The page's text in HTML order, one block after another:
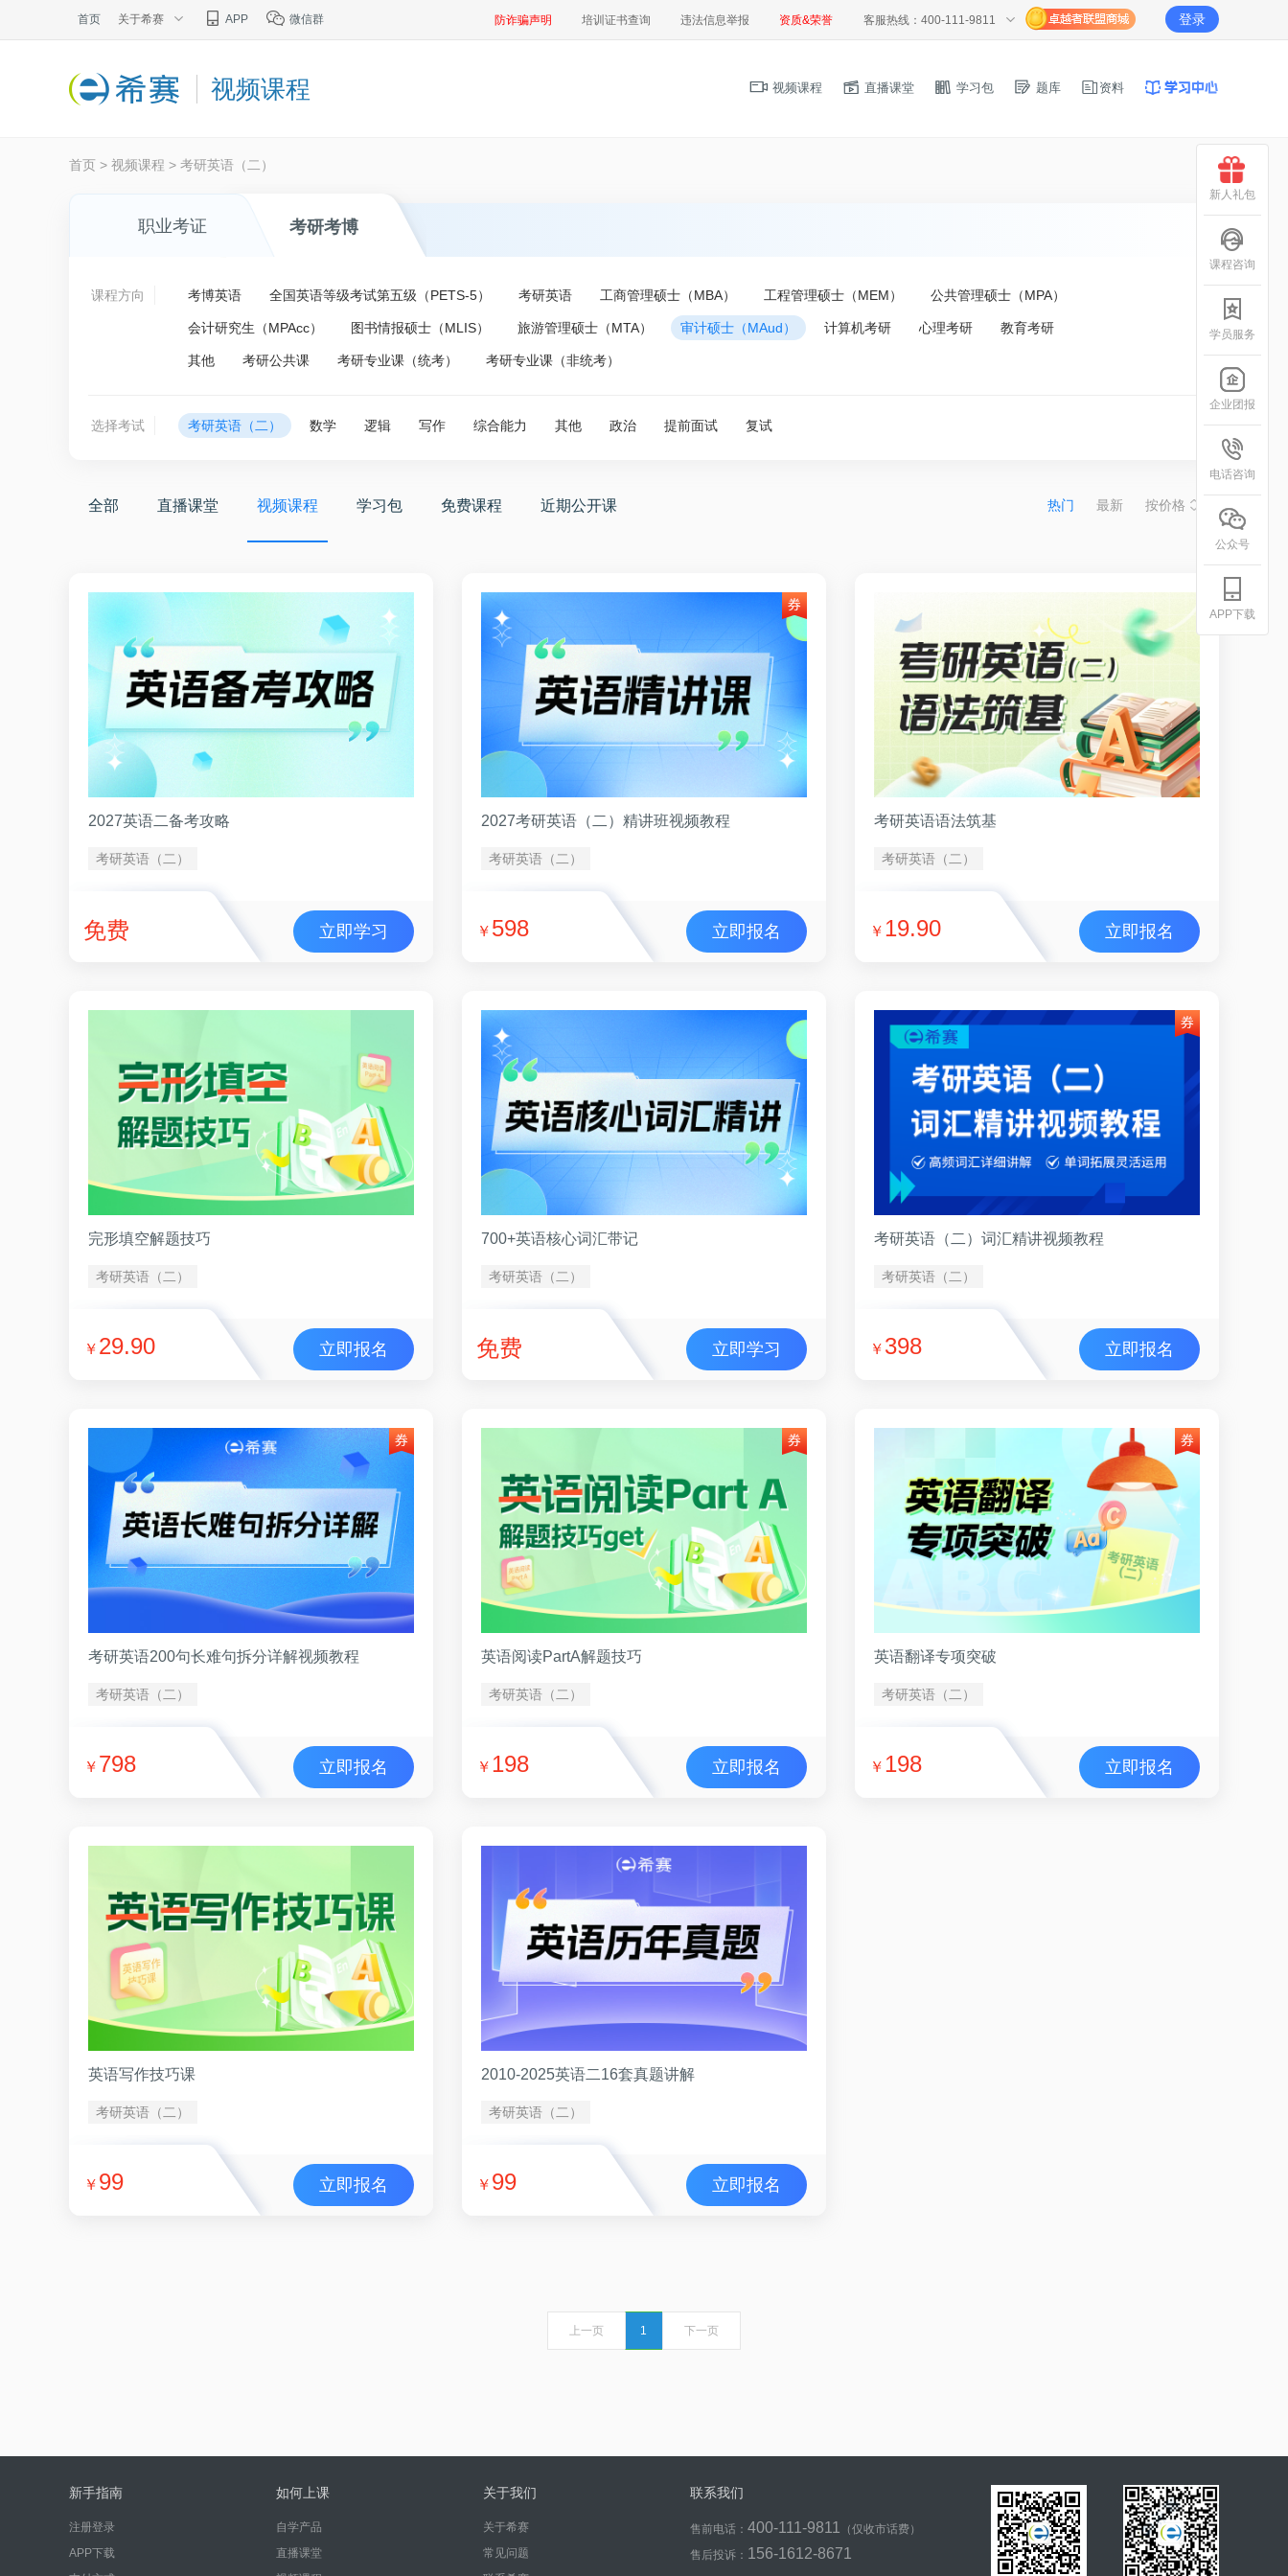
首页 关于希赛 APP 微信群 防诈骗声明 培训证书查询 违法信息举报 资质&荣誉 客服热线：400-111-9811 登录
视频课程 视频课程 直播课堂 学习包 题库 资料
首页 > 视频课程 > 考研英语（二）
职业考证 考研考博
课程方向 考博英语 全国英语等级考试第五级（PETS-5） 考研英语 工商管理硕士（MBA） 工程管理硕士（MEM） 公共管理硕士（MPA）
会计研究生（MPAcc） 图书情报硕士（MLIS） 旅游管理硕士（MTA） 审计硕士（MAud） 计算机考研 心理考研 教育考研
其他 考研公共课 考研专业课（统考） 考研专业课（非统考）
选择考试 考研英语（二） 数学 逻辑 写作 综合能力 其他 政治 提前面试 复试
全部 直播课堂 视频课程 学习包 免费课程 近期公开课 热门 最新 按价格
2027英语二备考攻略
考研英语（二）
免费 立即学习
2027考研英语（二）精讲班视频教程
考研英语（二）
￥ 598 立即报名
考研英语语法筑基
考研英语（二）
￥ 19.90 立即报名
完形填空解题技巧
考研英语（二）
￥ 29.90 立即报名
700+英语核心词汇带记
考研英语（二）
免费 立即学习
考研英语（二）词汇精讲视频教程
考研英语（二）
￥ 398 立即报名
考研英语200句长难句拆分详解视频教程
考研英语（二）
￥ 798 立即报名
英语阅读PartA解题技巧
考研英语（二）
￥ 198 立即报名
英语翻译专项突破
考研英语（二）
￥ 198 立即报名
英语写作技巧课
考研英语（二）
￥ 99 立即报名
2010-2025英语二16套真题讲解
考研英语（二）
￥ 99 立即报名
上一页 1 下一页
新手指南
注册登录
APP下载
如何上课
自学产品
直播课堂
关于我们
关于希赛
常见问题
联系我们
售前电话： 400-111-9811
（仅收市话费）
售后投诉： 156-1612-8671
新人礼包
课程咨询
学员服务
企业团报
电话咨询
公众号
APP下载